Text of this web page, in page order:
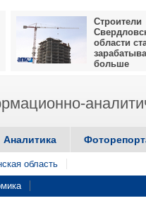
Строители
области
больше
Аналитика
область